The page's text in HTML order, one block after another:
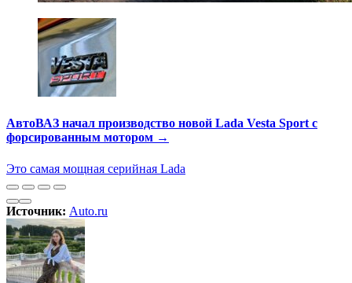
АвтоВАЗ начал производство новой Lada Vesta Sport с
форсированным мотором →
Это самая мощная серийная Lada
Источник: Auto.ru